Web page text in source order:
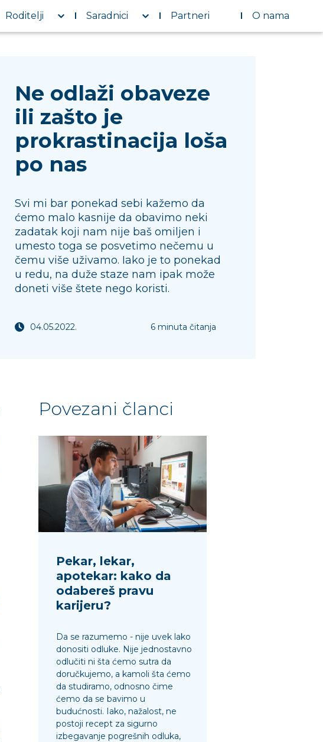
Roditelji Saradnici Partneri O nama
Ne odlaži obaveze
ili zašto je
prokrastinacija loša
po nas
Svi mi bar ponekad sebi kažemo da
ćemo malo kasnije da obavimo neki
zadatak koji nam nije baš omiljen i
umesto toga se posvetimo nečemu u
čemu više uživamo. Iako je to ponekad
u redu, na duže staze nam ipak može
doneti više štete nego koristi.
04.05.2022. 6 minuta čitanja
Povezani članci
Pekar, lekar,
apotekar: kako da
odabereš pravu
karijeru?
Da se razumemo - nije uvek lako
donositi odluke. Nije jednostavno
odlučiti ni šta ćemo sutra da
doručkujemo, a kamoli šta ćemo
da studiramo, odnosno čime
ćemo da se bavimo u
budućnosti. Iako, nažalost, ne
postoji recept za sigurno
izbegavanje pogrešnih odluka,